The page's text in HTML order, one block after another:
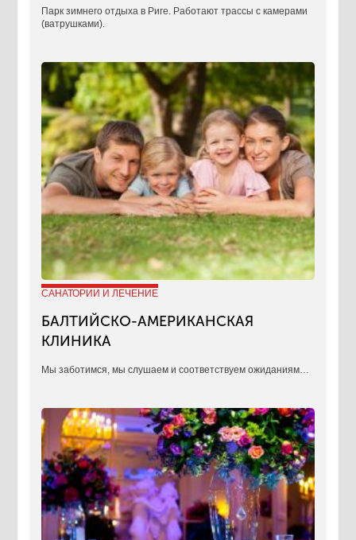
Парк зимнего отдыха в Риге. Работают трассы с камерами
(ватрушками).
САНАТОРИИ И ЛЕЧЕНИЕ
БАЛТИЙСКО-АМЕРИКАНСКАЯ
КЛИНИКА
​Мы заботимся, мы слушаем и соответствуем ожиданиям…